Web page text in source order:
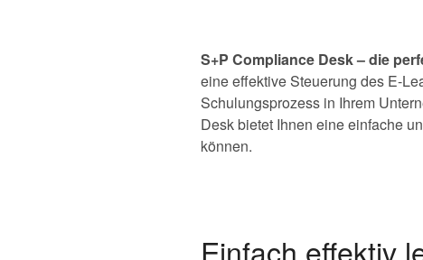
S+P Compliance Desk – die
eine effektive Steuerung des E-
Schulungsprozess in Ihrem
Desk bietet Ihnen eine einfache
können.
Einfach effektiv